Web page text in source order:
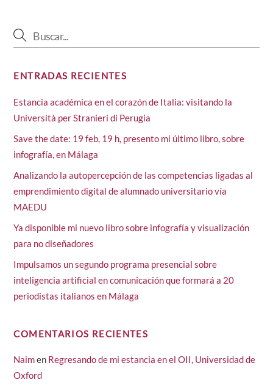
ENTRADAS RECIENTES
Estancia académica en el corazón de Italia: visitando la
Università per Stranieri di Perugia
Save the date: 19 feb, 19 h, presento mi último libro, sobre
infografía, en Málaga
Analizando la autopercepción de las competencias ligadas al
emprendimiento digital de alumnado universitario vía
MAEDU
Ya disponible mi nuevo libro sobre infografía y visualización
para no diseñadores
Impulsamos un segundo programa presencial sobre
inteligencia artificial en comunicación que formará a 20
periodistas italianos en Málaga
COMENTARIOS RECIENTES
Naimen Regresando de mi estancia en el OII, Universidad de
Oxford